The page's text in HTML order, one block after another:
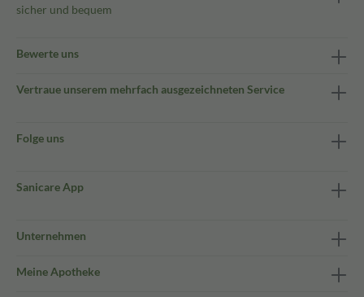
sicher und bequem
Bewerte uns
Vertraue unserem mehrfach ausgezeichneten Service
Folge uns
Sanicare App
Unternehmen
Meine Apotheke